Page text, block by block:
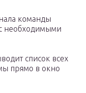
команды
необходимыми
список всех
прямо в окно